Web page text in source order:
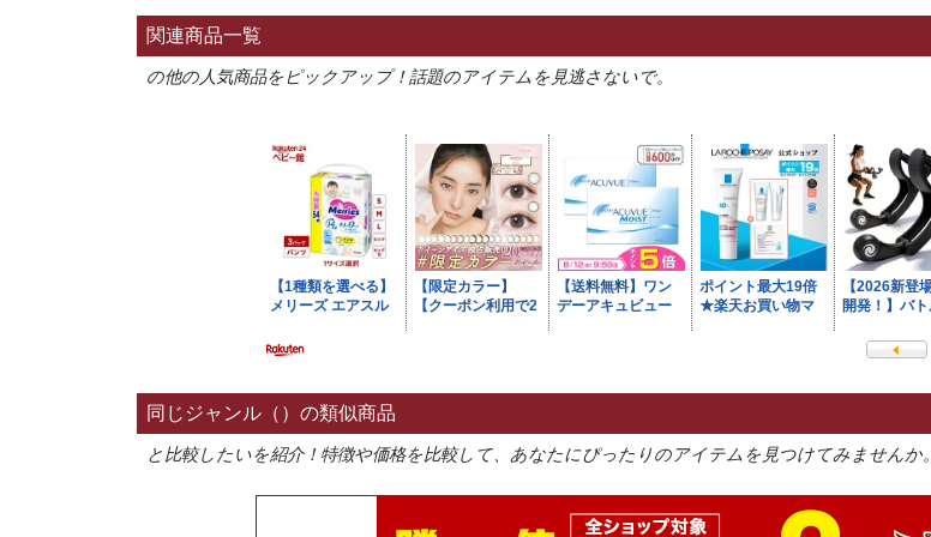
関連商品一覧
の他の人気商品をピックアップ！話題のアイテムを見逃さないで。
同じジャンル（）の類似商品
と比較したいを紹介！特徴や価格を比較して、あなたにぴったりのアイテムを見つけてみませんか。